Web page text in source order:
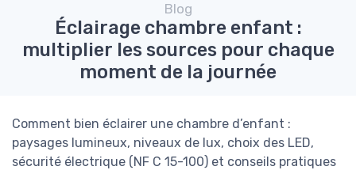
Blog
Éclairage chambre enfant :
multiplier les sources pour chaque
moment de la journée
Comment bien éclairer une chambre d’enfant :
paysages lumineux, niveaux de lux, choix des LED,
sécurité électrique (NF C 15-100) et conseils pratiques